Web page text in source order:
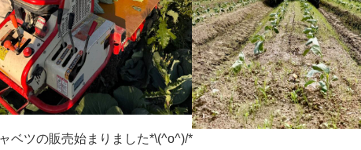
ベツの販売始まりました*\(^o^)/*